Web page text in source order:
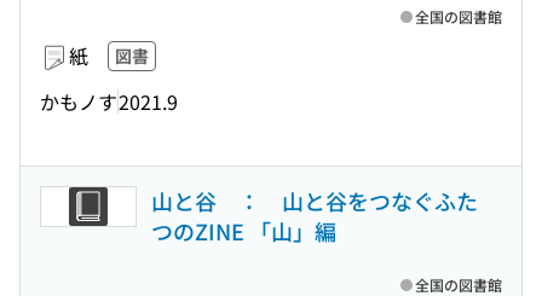
紙 図書
かもノす2021.9
全国の図書館
山と谷 ： 山と谷をつなぐふた
つのZINE 「山」編
全国の図書館